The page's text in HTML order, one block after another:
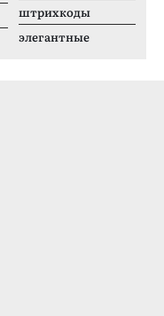
штрихкоды
элегантные